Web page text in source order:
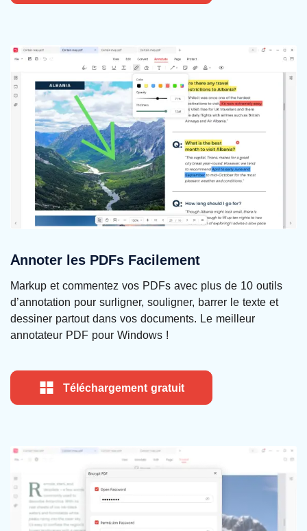
Annoter les PDFs Facilement
Markup et commentez vos PDFs avec plus de 10 outils
d’annotation pour surligner, souligner, barrer le texte et
dessiner partout dans vos documents. Le meilleur
annotateur PDF pour Windows !
Téléchargement gratuit